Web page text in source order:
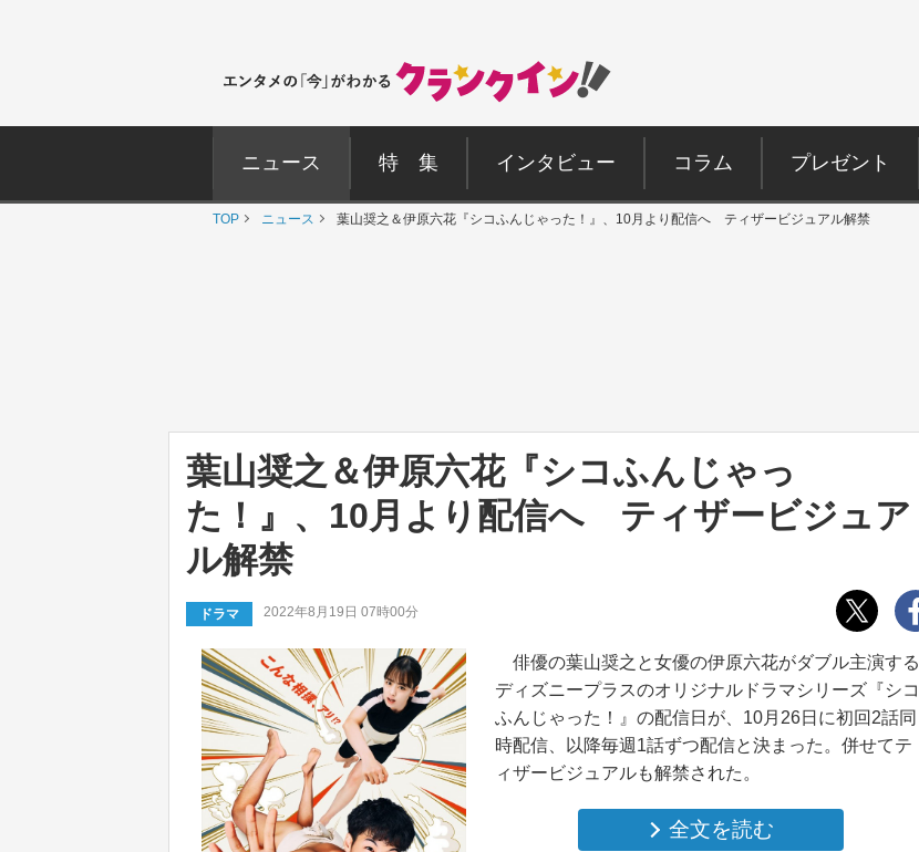
ニュース 特 集 インタビュー コラム プレゼント
TOP ニュース 葉山奨之＆伊原六花『シコふんじゃった！』、10月より配信へ ティザービジュアル解禁
葉山奨之＆伊原六花『シコふんじゃっ
た！』、10月より配信へ ティザービジュア
ル解禁
ドラマ 2022年8月19日 07時00分
俳優の葉山奨之と女優の伊原六花がダブル主演する
ディズニープラスのオリジナルドラマシリーズ『シコ
ふんじゃった！』の配信日が、10月26日に初回2話同
時配信、以降毎週1話ずつ配信と決まった。併せてテ
ィザービジュアルも解禁された。
全文を読む